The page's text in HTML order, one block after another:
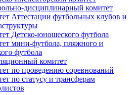
дисциплинарный комитет
Аттестации футбольных клубов и
Детско-юношеского футбола
мини-футбола, пляжного и
футбола
комитет
по проведению соревнований
по статусу и трансферам